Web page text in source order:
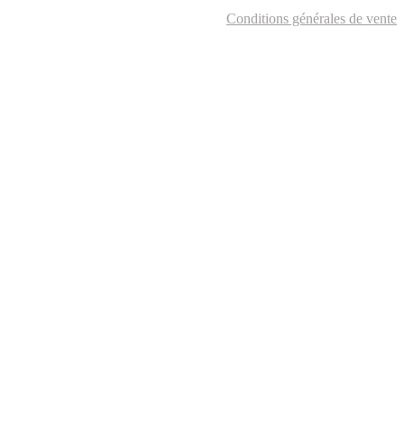
Conditions générales de vente